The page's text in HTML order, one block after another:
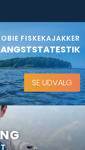
FISKEKAJAKKER
SE UDVALG